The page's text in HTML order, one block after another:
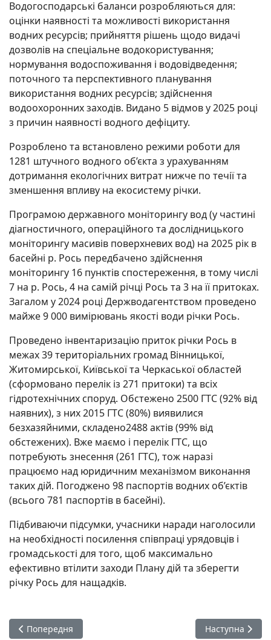
Водогосподарські баланси розробляються для:
оцінки наявності та можливості використання
водних ресурсів; прийняття рішень щодо видачі
дозволів на спеціальне водокористування;
нормування водоспоживання і водовідведення;
поточного та перспективного планування
використання водних ресурсів; здійснення
водоохоронних заходів. Видано 5 відмов у 2025 році
з причин наявності водного дефіциту.
Розроблено та встановлено режими роботи для
1281 штучного водного об’єкта з урахуванням
дотримання екологічних витрат нижче по течії та
зменшення впливу на екосистему річки.
Програмою державного моніторингу вод (у частині
діагностичного, операційного та дослідницького
моніторингу масивів поверхневих вод) на 2025 рік в
басейні р. Рось передбачено здійснення
моніторингу 16 пунктів спостереження, в тому числі
7 на р. Рось, 4 на самій річці Рось та 3 на її притоках.
Загалом у 2024 році Держводагентством проведено
майже 9 000 вимірювань якості води річки Рось.
Проведено інвентаризацію приток річки Рось в
межах 39 територіальних громад Вінницької,
Житомирської, Київської та Черкаської областей
(сформовано перелік із 271 притоки) та всіх
гідротехнічних споруд. Обстежено 2500 ГТС (92% від
наявних), з них 2015 ГТС (80%) виявилися
безхазяйними, складено2488 актів (99% від
обстежених). Вже маємо і перелік ГТС, що
потребують знесення (261 ГТС), тож наразі
працюємо над юридичним механізмом виконання
таких дій. Погоджено 98 паспортів водних об’єктів
(всього 781 паспортів в басейні).
Підбиваючи підсумки, учасники наради наголосили
на необхідності посилення співпраці урядовців і
громадськості для того, щоб максимально
ефективно втілити заходи Плану дій та зберегти
річку Рось для нащадків.
Попередня стаття: Екологічна відповідальність – не
Попередня Наступна
Наступна